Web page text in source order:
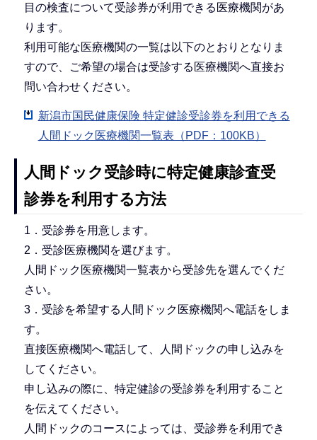
目の検査について受診券が利用できる医療機関があ
ります。
利用可能な医療機関の一覧は以下のとおりとなりま
すので、ご希望の場合は受診する医療機関へ直接お
問い合わせください。
新潟市国民健康保険 特定健診受診券を利用できる
人間ドック医療機関一覧表（PDF：100KB）
人間ドック受診時に特定健康診査受
診券を利用する方法
1．受診券を用意します。
2．受診医療機関を選びます。
人間ドック医療機関一覧表から受診先を選んでくだ
さい。
3．受診を希望する人間ドック医療機関へ電話をしま
す。
直接医療機関へ電話して、人間ドックの申し込みを
してください。
申し込みの際に、特定健診の受診券を利用すること
を伝えてください。
人間ドックのコースによっては、受診券を利用でき